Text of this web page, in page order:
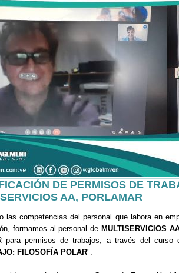
DE PERMISOS DE
AA, PORLAMAR
las competencias del personal que labora en
formamos al personal de MULTISERVICIOS
para permisos de trabajos, a través del curso
FILOSOFÍA POLAR".